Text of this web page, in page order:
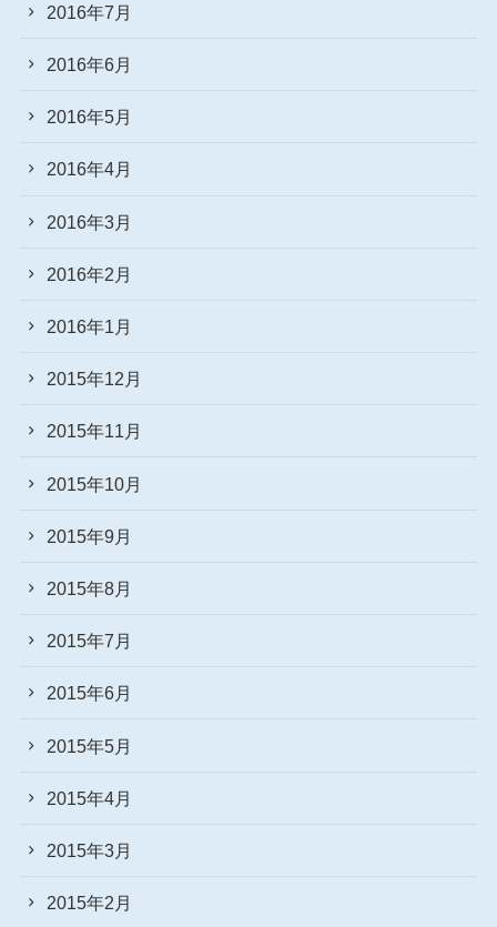
2016年7月
2016年6月
2016年5月
2016年4月
2016年3月
2016年2月
2016年1月
2015年12月
2015年11月
2015年10月
2015年9月
2015年8月
2015年7月
2015年6月
2015年5月
2015年4月
2015年3月
2015年2月